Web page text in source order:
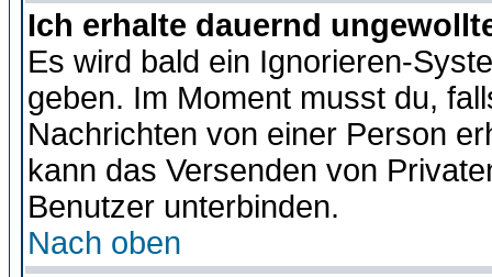
Ich erhalte dauernd
Es wird bald ein Ignorieren-
geben. Im Moment musst du,
Nachrichten von einer Person
kann das Versenden von
Benutzer unterbinden.
Nach oben